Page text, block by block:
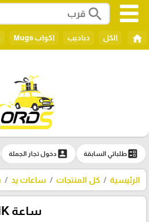
search
home الكل دباديب اكواب Mugs
ballotطلباتي السابقة account_boxدخول تجار الجملة
الرئيسية كل المنتجات ساعات يد
ساعة IIK